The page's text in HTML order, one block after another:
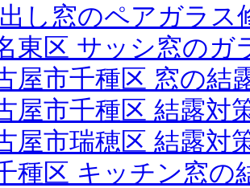
し窓のペアガラス
東区 サッシ窓のガ
屋市千種区 窓の結
屋市千種区 結露対
屋市瑞穂区 結露対
種区 キッチン窓の